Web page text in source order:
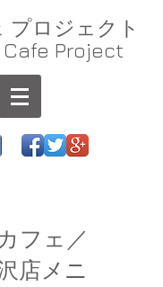
プロジェクト
Cafe Project
フェ／
店メニ